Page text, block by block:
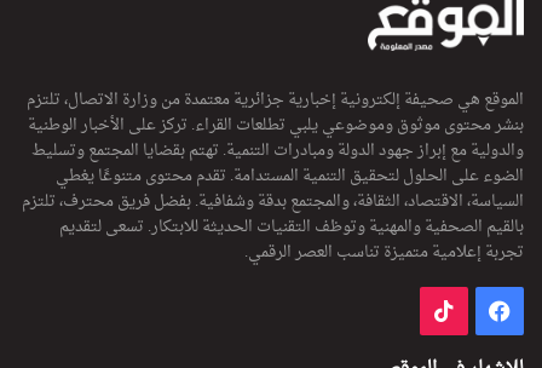
الموقع هي صحيفة إلكترونية إخبارية جزائرية معتمدة من وزارة الاتصال، تلتزم
بنشر محتوى موثوق وموضوعي يلبي تطلعات القراء. تركز على الأخبار الوطنية
والدولية مع إبراز جهود الدولة ومبادرات التنمية. تهتم بقضايا المجتمع وتسليط
الضوء على الحلول لتحقيق التنمية المستدامة. تقدم محتوى متنوعًا يغطي
السياسة، الاقتصاد، الثقافة، والمجتمع بدقة وشفافية. بفضل فريق محترف، تلتزم
بالقيم الصحفية والمهنية وتوظف التقنيات الحديثة للابتكار. تسعى لتقديم
تجربة إعلامية متميزة تناسب العصر الرقمي.
فيسبوك